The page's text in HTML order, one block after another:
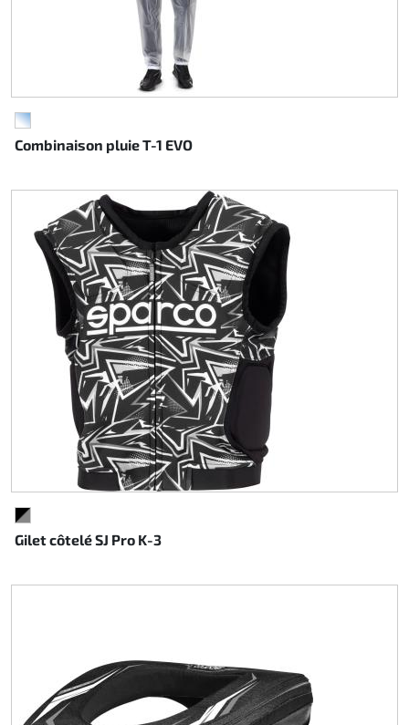
Combinaison pluie T-1 EVO
TRANSPARENT
Gilet côtelé SJ Pro K-3
NOIR/GRIS